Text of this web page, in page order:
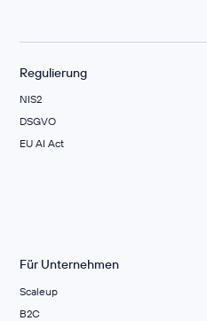
Regulierung
NIS2
DSGVO
EU AI Act
Für Unternehmen
Scaleup
B2C